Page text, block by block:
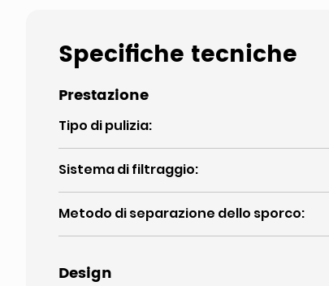
Specifiche tecniche
Prestazione
Tipo di pulizia:
Sistema di filtraggio:
Metodo di separazione dello sporco:
Design